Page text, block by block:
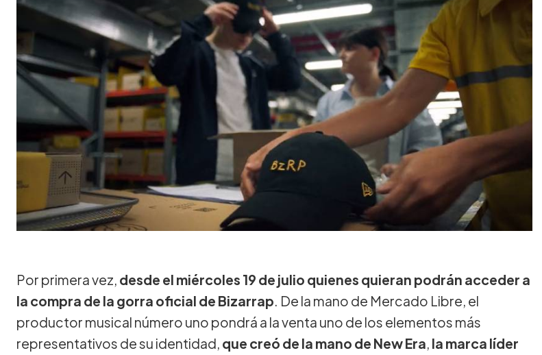
Por primera vez, desde el miércoles 19 de julio quienes quieran podrán acceder a
la compra de la gorra oficial de Bizarrap. De la mano de Mercado Libre, el
productor musical número uno pondrá a la venta uno de los elementos más
representativos de su identidad, que creó de la mano de New Era, la marca líder